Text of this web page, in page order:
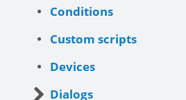
Conditions
Custom scripts
Devices
Dialogs